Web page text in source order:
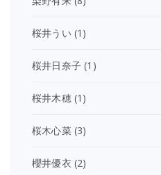
桜井うい (1)
桜井日奈子 (1)
桜井木穂(1)
桜木心菜(3)
櫻井優衣 (2)